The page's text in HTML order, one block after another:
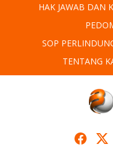
HAK JAWAB DAN
SOP
TENTANG